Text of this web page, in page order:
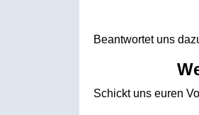
Beantwortet uns
Schickt uns euren